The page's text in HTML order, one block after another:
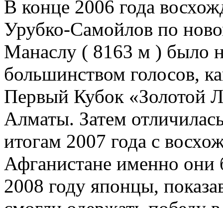
В конце 2006 года
Урубко-Самойлов по
Манаслу ( 8163 м ) было
большинством голосов,
Первый Кубок «Золотой
Алматы. Затем
итогам 2007 года с
Афганистане именно
2008 году японцы,